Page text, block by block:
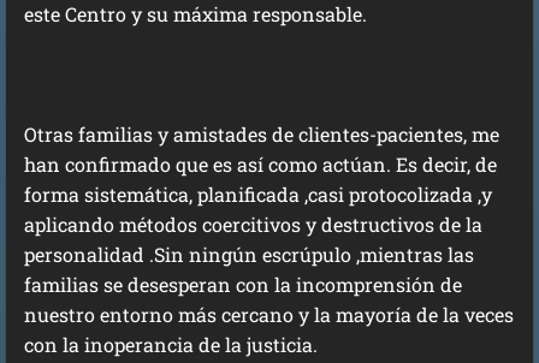
este Centro y su máxima responsable.
Otras familias y amistades de clientes-pacientes, me
han confirmado que es así como actúan. Es decir, de
forma sistemática, planificada ,casi protocolizada ,y
aplicando métodos coercitivos y destructivos de la
personalidad .Sin ningún escrúpulo ,mientras las
familias se desesperan con la incomprensión de
nuestro entorno más cercano y la mayoría de la veces
con la inoperancia de la justicia.